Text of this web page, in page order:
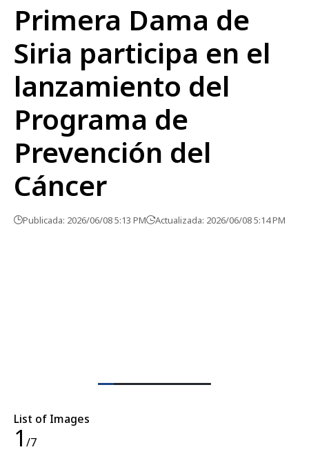
Primera Dama de
Siria participa en el
lanzamiento del
Programa de
Prevención del
Cáncer
Publicada: 2026/06/08 5:13 PM Actualizada: 2026/06/08 5:14 PM
List of Images
1 /7